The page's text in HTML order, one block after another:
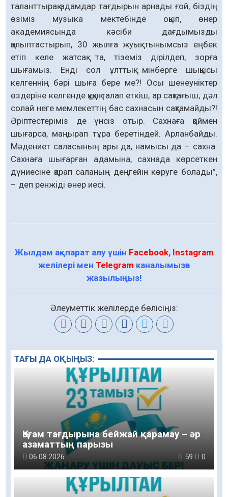
таланттырақ адамдар тағдырын арнады ғой, біздің
өзіміз музыка мектебінде оқып, өнер
академиясында кәсіби дағдымызды
қалыптастырып, 30 жылға жуық тынымсыз еңбек
етіп келе жатсақ та, тіземіз дірілдеп, зорға
шығамыз. Енді сол ұлттық мінберге шыққысы
келгеннің бәрі шыға бере ме?! Осы шенеуніктер
өздеріне келгенде құқық талап еткіш, ар сақтағыш, дәл
солай неге мемлекеттің бас сахнасын сақтамайды?!
Әріптестеріміз де үнсіз отыр. Сахнаға қоймен
шығарса, маңырап тұра беретіндей. Арланбайды.
Мәдениет саласының ары да, намысы да – сахна.
Сахнаға шығарған адамына, сахнада көрсеткен
дүниесіне қарап саланың деңгейін көруге болады”,
– деп ренжіді өнер иесі.
Жылдам ақпарат алу үшін Facebook, Instagram
желілері мен Telegram каналымызға
жазылыңыз!
Әлеуметтік желілерде бөлісіңіз:
ТАҒЫ ДА ОҚЫҢЫЗ:
Қоғам тағдырына бейжай қарамау – әр
азаматтың парызы
06.08.2026 59 0